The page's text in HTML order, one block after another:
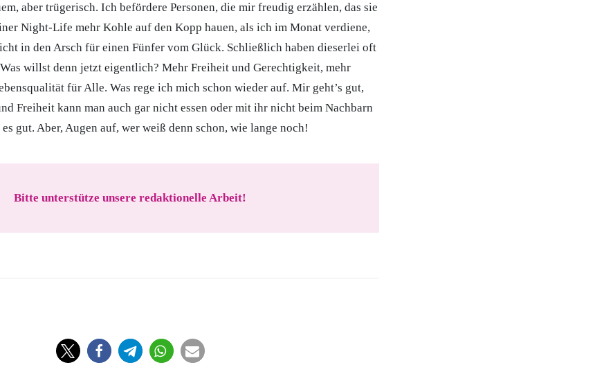
aber trügerisch. Ich befördere Personen, die mir freudig erzählen, das sie
Night-Life mehr Kohle auf den Kopp hauen, als ich im Monat verdiene,
in den Arsch für einen Fünfer vom Glück. Schließlich haben dieserlei oft
willst denn jetzt eigentlich? Mehr Freiheit und Gerechtigkeit, mehr
für Alle. Was rege ich mich schon wieder auf. Mir geht’s gut,
Freiheit kann man auch gar nicht essen oder mit ihr nicht beim Nachbarn
gut. Aber, Augen auf, wer weiß denn schon, wie lange noch!
Bitte unterstütze unsere redaktionelle Arbeit!